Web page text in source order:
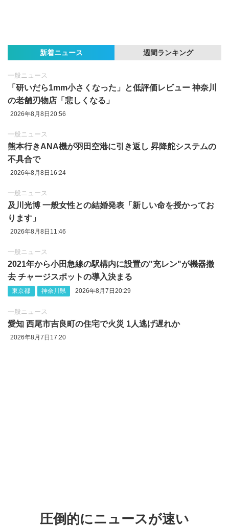
新着ニュース 週間ランキング
一般ニュース
「研いだら1mm小さくなった」と低評価レビュー 神奈川
の老舗刃物店「悲しくなる」
2026年8月8日20:56
一般ニュース
熊本行きANA機が羽田空港に引き返し 昇降舵システムの
不具合で
2026年8月8日16:24
一般ニュース
及川光博 一般女性との結婚発表「新しい命を授かってお
ります」
2026年8月8日11:46
一般ニュース
2021年から小田急線の駅構内に設置の"充レン"が機器撤
去 チャージスポットの導入決まる
東京都 神奈川県 2026年8月7日20:29
一般ニュース
愛知 西尾市吉良町の住宅で火災 1人逃げ遅れか
2026年8月7日17:20
圧倒的にニュースが速い